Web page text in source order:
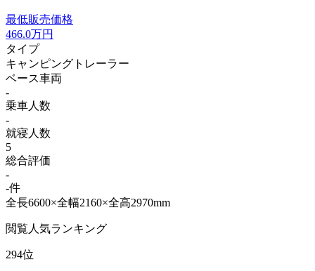
最低販売価格
466.0万円
タイプ
キャンピングトレーラー
ベース車両
-
乗車人数
-
就寝人数
5
総合評価
-
-件
全長6600×全幅2160×全高2970mm
閲覧人気ランキング
294位